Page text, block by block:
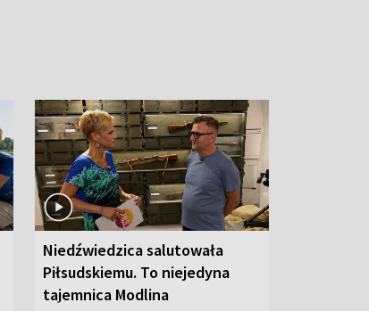
Niedźwiedzica salutowała
Piłsudskiemu. To niejedyna
tajemnica Modlina